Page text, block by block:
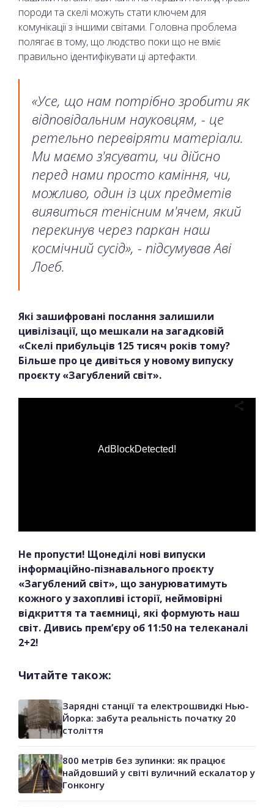
породи та скелі можуть стати ключем для
комунікації з іншими світами. Головна проблема
полягає в тому, що людство поки що не вміє
правильно ідентифікувати ці артефакти.
«Усе, що нам потрібно зробити як
відповідальним науковцям, - це
ретельно перевіряти матеріали.
Ми маємо з'ясувати, чи дійсно
перед нами просто каміння, чи,
можливо, один із цих предметів
виявиться тенісним м'ячем, який
перекинув через паркан наш
космічний сусід», - підсумував Аві
Лоеб.
Які зашифровані послання залишили
цивілізації, що мешкали на загадковій
«Скелі прибульців 125 тисяч років тому?
Більше про це дивіться у новому випуску
проєкту «Загублений світ».
AdBlockDetected!
Не пропусти! Щонеділі нові випуски
інформаційно-пізнавального проєкту
«Загублений світ», що занурюватимуть
кожного у захопливі історії, неймовірні
відкриття та таємниці, які формують наш
світ. Дивись прем’єру об 11:50 на телеканалі
2+2!
Читайте також:
Зарядні станції та електрошвидкі Нью-
Йорка: забута реальність початку 20
століття
800 метрів без зупинки: як працює
найдовший у світі вуличний ескалатор у
Гонконгу